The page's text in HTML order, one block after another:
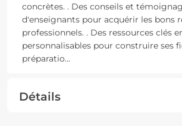
concrètes. . Des conseils et
d'enseignants pour acquérir les bons
professionnels. . Des ressources clés
personnalisables pour construire ses
préparatio...
Détails